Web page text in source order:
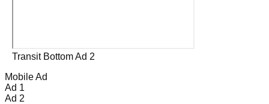
Transit Bottom Ad 2
Mobile Ad
Ad 1
Ad 2